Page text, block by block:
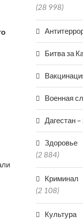
(28 998)
Битва за
Военная
Дагестан –
Здоровье
(2 884)
Криминал
(2 108)
Культура